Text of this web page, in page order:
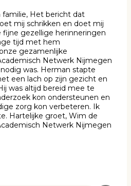
familie, Het bericht dat
mij schrikken en doet mij
fijne gezellige herinneringen
tijd met hem
gezamenlijke
Netwerk Nijmegen
was. Herman stapte
een lach op zijn gezicht en
was altijd bereid mee te
kon ondersteunen en
zorg kon verbeteren. Ik
Hartelijke groet, Wim de
Netwerk Nijmegen